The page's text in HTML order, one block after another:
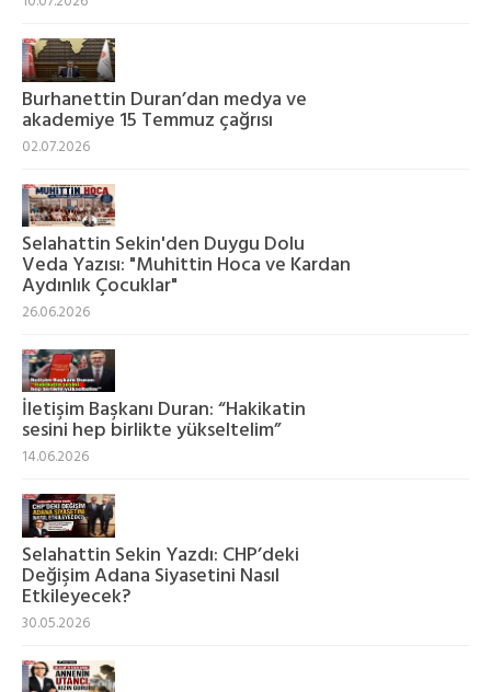
Burhanettin Duran’dan medya ve
akademiye 15 Temmuz çağrısı
02.07.2026
Selahattin Sekin'den Duygu Dolu
Veda Yazısı: "Muhittin Hoca ve Kardan
Aydınlık Çocuklar"
26.06.2026
İletişim Başkanı Duran: “Hakikatin
sesini hep birlikte yükseltelim”
14.06.2026
Selahattin Sekin Yazdı: CHP’deki
Değişim Adana Siyasetini Nasıl
Etkileyecek?
30.05.2026